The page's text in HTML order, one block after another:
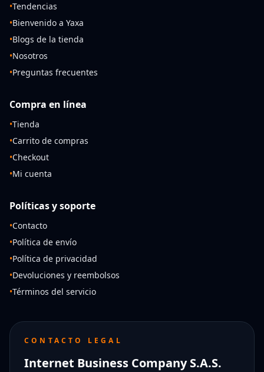
•Tendencias
•Bienvenido a Yaxa
•Blogs de la tienda
•Nosotros
•Preguntas frecuentes
Compra en línea
•Tienda
•Carrito de compras
•Checkout
•Mi cuenta
Políticas y soporte
•Contacto
•Política de envío
•Política de privacidad
•Devoluciones y reembolsos
•Términos del servicio
CONTACTO LEGAL
Internet Business Company S.A.S.